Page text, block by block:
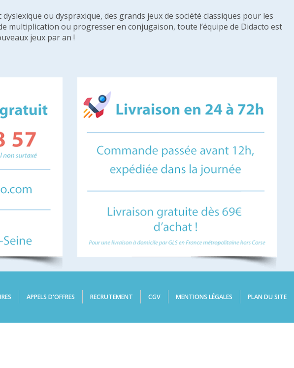
ou dyspraxique, des grands jeux de société classiques pour les
multiplication ou progresser en conjugaison, toute l’équipe de Didacto est
jeux par an !
APPELS D'OFFRES RECRUTEMENT CGV MENTIONS LÉGALES PLAN DU SITE